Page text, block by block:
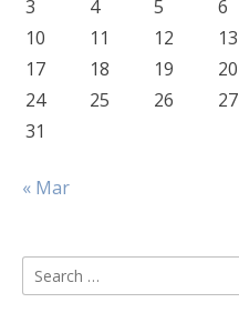
3
4 5 6
10
11 12 13
17
18 19 20
24
25 26 27
31
« Mar
Search
for: